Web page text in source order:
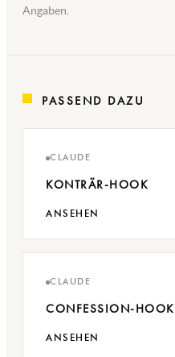
Angaben.
PASSEND DAZU
CLAUDE
KONTRÄR-HOOK
ANSEHEN
CLAUDE
CONFESSION-HOOK
ANSEHEN